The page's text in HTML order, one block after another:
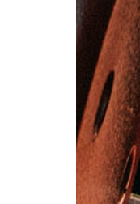
in
9.6
5 min.
Regulier €42,50
€21
48%